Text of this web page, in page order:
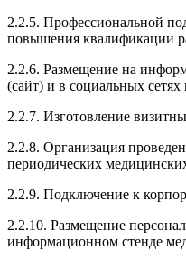
2.2.5. Профессиональной
повышения квалификации
2.2.6. Размещение на
(сайт) и в социальных
2.2.7. Изготовление
2.2.8. Организация
периодических
2.2.9. Подключение к
2.2.10. Размещение
информационном стенде